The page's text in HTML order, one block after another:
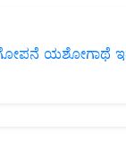
ಯಶೋಗಾಥೆ